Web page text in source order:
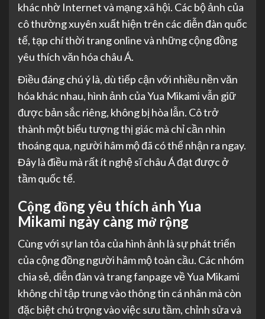
khác nhờ Internet và mạng xã hội. Các bộ ảnh của
cô thường xuyên xuất hiện trên các diễn đàn quốc
tế, tạp chí thời trang online và những cộng đồng
yêu thích văn hóa châu Á.
Điều đáng chú ý là, dù tiếp cận với nhiều nền văn
hóa khác nhau, hình ảnh của Yua Mikami vẫn giữ
được bản sắc riêng, không bị hòa lẫn. Cô trở
thành một biểu tượng thị giác mà chỉ cần nhìn
thoáng qua, người hâm mộ đã có thể nhận ra ngay.
Đây là điều mà rất ít nghệ sĩ châu Á đạt được ở
tầm quốc tế.
Cộng đồng yêu thích ảnh Yua
Mikami ngày càng mở rộng
Cùng với sự lan tỏa của hình ảnh là sự phát triển
của cộng đồng người hâm mộ toàn cầu. Các nhóm
chia sẻ, diễn đàn và trang fanpage về Yua Mikami
không chỉ tập trung vào thông tin cá nhân mà còn
đặc biệt chú trọng vào việc sưu tầm, chỉnh sửa và